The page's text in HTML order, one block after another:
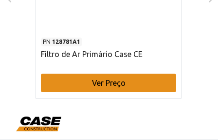
PN 128781A1
Filtro de Ar Primário Case CE
Ver Preço